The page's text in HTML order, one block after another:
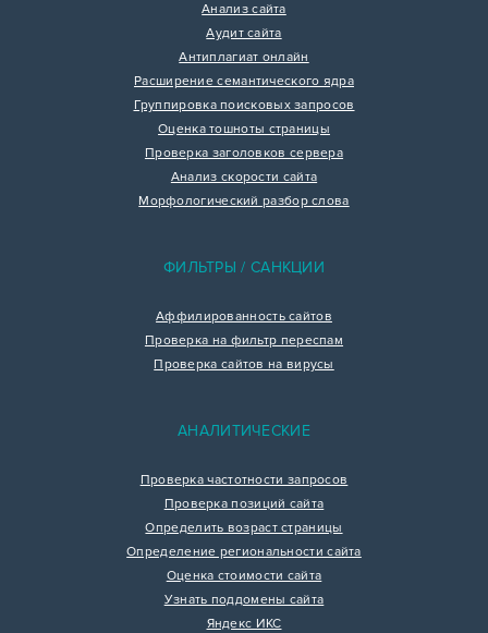
Анализ сайта
Аудит сайта
Антиплагиат онлайн
Расширение семантического ядра
Группировка поисковых запросов
Оценка тошноты страницы
Проверка заголовков сервера
Анализ скорости сайта
Морфологический разбор слова
ФИЛЬТРЫ / САНКЦИИ
Аффилированность сайтов
Проверка на фильтр переспам
Проверка сайтов на вирусы
АНАЛИТИЧЕСКИЕ
Проверка частотности запросов
Проверка позиций сайта
Определить возраст страницы
Определение региональности сайта
Оценка стоимости сайта
Узнать поддомены сайта
Яндекс ИКС